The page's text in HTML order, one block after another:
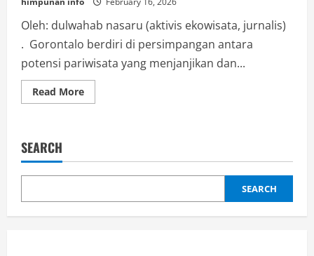
Oleh: dulwahab nasaru (aktivis ekowisata, jurnalis)
. Gorontalo berdiri di persimpangan antara
potensi pariwisata yang menjanjikan dan...
Read MoreRead
more
Mesin
PAD:
Strategi
Kreatif
SEARCH
SEARCH